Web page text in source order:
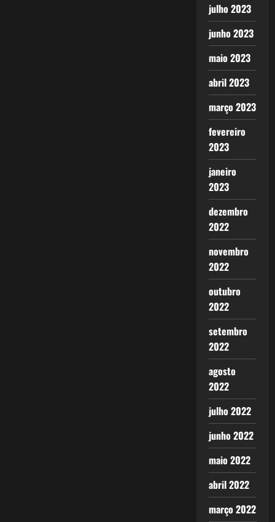
julho 2023
junho 2023
maio 2023
abril 2023
março 2023
fevereiro
2023
janeiro
2023
dezembro
2022
novembro
2022
outubro
2022
setembro
2022
agosto
2022
julho 2022
junho 2022
maio 2022
abril 2022
março 2022